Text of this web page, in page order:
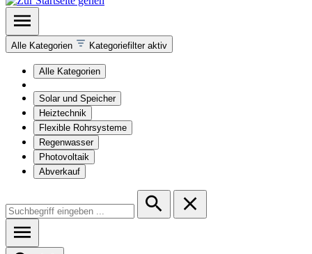
Alle Kategorien Kategoriefilter aktiv
Alle Kategorien
Solar und Speicher
Heiztechnik
Flexible Rohrsysteme
Regenwasser
Photovoltaik
Abverkauf